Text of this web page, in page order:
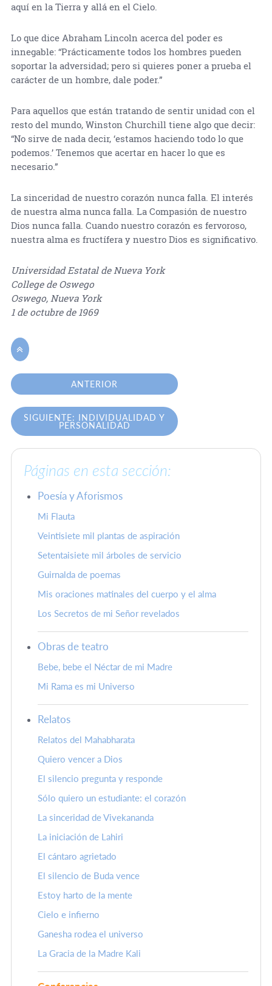
aquí en la Tierra y allá en el Cielo.
Lo que dice Abraham Lincoln acerca del poder es
innegable: “Prácticamente todos los hombres pueden
soportar la adversidad; pero si quieres poner a prueba el
carácter de un hombre, dale poder.”
Para aquellos que están tratando de sentir unidad con el
resto del mundo, Winston Churchill tiene algo que decir:
“No sirve de nada decir, ‘estamos haciendo todo lo que
podemos.’ Tenemos que acertar en hacer lo que es
necesario.”
La sinceridad de nuestro corazón nunca falla. El interés
de nuestra alma nunca falla. La Compasión de nuestro
Dios nunca falla. Cuando nuestro corazón es fervoroso,
nuestra alma es fructífera y nuestro Dios es significativo.
Universidad Estatal de Nueva York
College de Oswego
Oswego, Nueva York
1 de octubre de 1969

ANTERIOR
SIGUIENTE: INDIVIDUALIDAD Y
PERSONALIDAD
Páginas en esta sección:
Poesía y Aforismos
Mi Flauta
Veintisiete mil plantas de aspiración
Setentaisiete mil árboles de servicio
Guirnalda de poemas
Mis oraciones matinales del cuerpo y el alma
Los Secretos de mi Señor revelados
Obras de teatro
Bebe, bebe el Néctar de mi Madre
Mi Rama es mi Universo
Relatos
Relatos del Mahabharata
Quiero vencer a Dios
El silencio pregunta y responde
Sólo quiero un estudiante: el corazón
La sinceridad de Vivekananda
La iniciación de Lahiri
El cántaro agrietado
El silencio de Buda vence
Estoy harto de la mente
Cielo e infierno
Ganesha rodea el universo
La Gracia de la Madre Kali